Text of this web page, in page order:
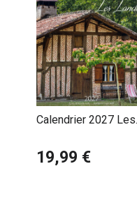
Calendrier 2027 Les
Landaise
19,99 €